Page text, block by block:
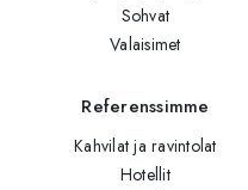
Sohvat
Valaisimet
Referenssimme
Kahvilat ja ravintolat
Hotellit